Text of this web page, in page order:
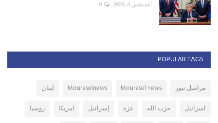
أغسطس 4, 2026 0
POPULAR TAGS
مراسل نيوز Mourasel news
Mouraselnews
لبنان
اسرائيل
حزب الله غزة إسرائيل امريكا
روسيا